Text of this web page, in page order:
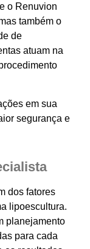
o Renuvion
também o
de
atuam na
em sua
segurança e
dos fatores
lipoescultura.
planejamento
para cada